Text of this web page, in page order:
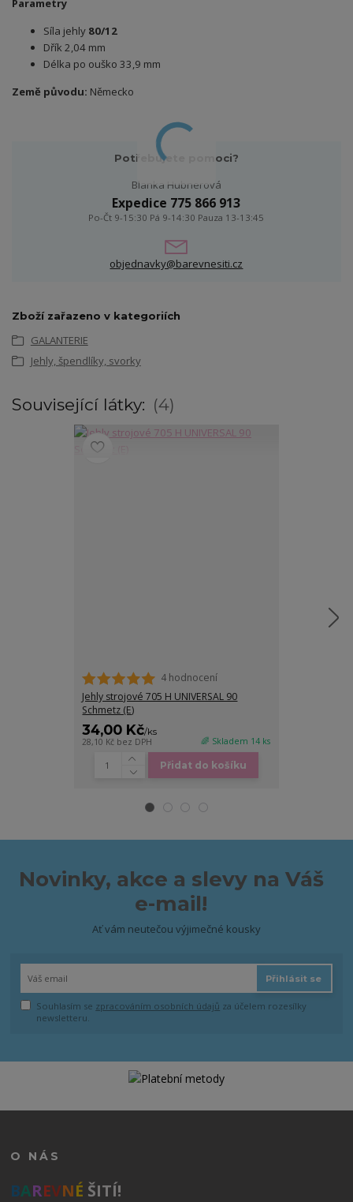
Parametry
Síla jehly 80/12
Dřík 2,04 mm
Délka po ouško 33,9 mm
Země původu: Německo
Potřebujete pomoci?
Blanka Hubnerová
Expedice 775 866 913
Po-Čt 9-15:30 Pá 9-14:30 Pauza 13-13:45
objednavky@barevnesiti.cz
Zboží zařazeno v kategoriích
GALANTERIE
Jehly, špendlíky, svorky
Související látky: 4
4 hodnocení
Jehly strojové 705 H UNIVERSAL 90
Schmetz (E)
34,00 Kč/ks
28,10 Kč bez DPH 🌈 Skladem 14 ks
Přidat do košíku
Novinky, akce a slevy na Váš
e-mail!
Ať vám neutečou výjimečné kousky
Přihlásit se
Souhlasím se zpracováním osobních údajů za účelem rozesílky
newsletteru.
O NÁS
BAREVNÉ ŠITÍ!